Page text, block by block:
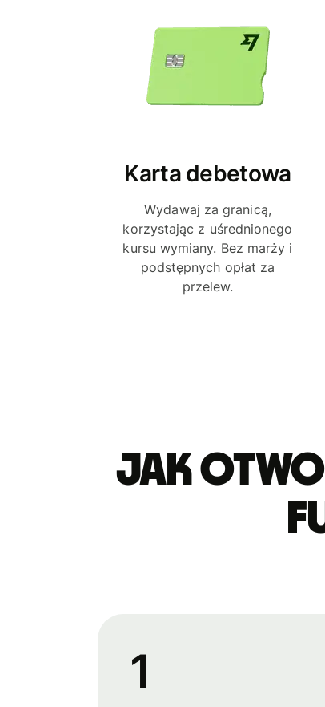
Karta debetowa
Wydawaj za granicą,
korzystając z uśrednionego
kursu wymiany. Bez marży i
podstępnych opłat za
przelew.
Jak
1